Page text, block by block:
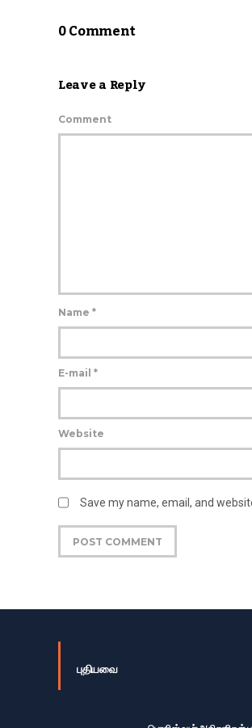
0 Comment
Leave a Reply
Comment
Name *
E-mail *
Website
Save my name, email, and
புதியவை